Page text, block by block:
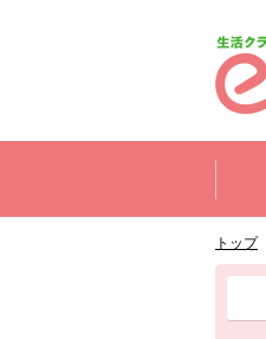
トップ
ここ
消費
ここ
ここ
組合
ここ